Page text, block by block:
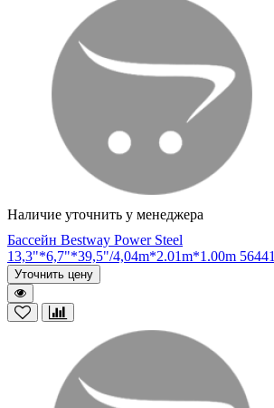
Наличие уточнить у менеджера
Бассейн Bestway Power Steel
13,3"*6,7"*39,5"/4,04m*2.01m*1.00m 56441
Уточнить цену